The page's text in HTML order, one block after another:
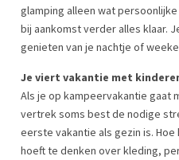
glamping alleen wat
bij aankomst verder alles klaar.
genieten van je nachtje of
Je viert vakantie met
Als je op kampeervakantie gaat
vertrek soms best de nodige
eerste vakantie als gezin is. Hoe
hoeft te denken over kleding,